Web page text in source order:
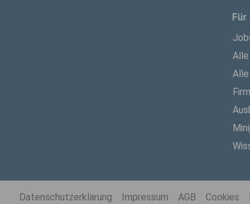
Für
Datenschutzerklärung Impressum AGB Cookies